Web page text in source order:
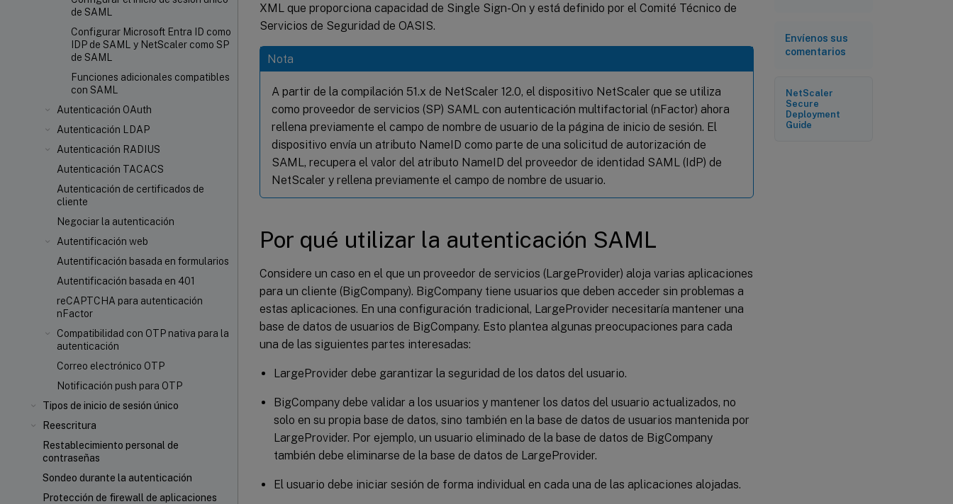
de SAML
Configurar Microsoft Entra ID como
IDP de SAML y NetScaler como SP
de SAML
Funciones adicionales compatibles
con SAML
Autenticación OAuth
Autenticación LDAP
Autenticación RADIUS
Autenticación TACACS
Autenticación de certificados de
cliente
Negociar la autenticación
Autentificación web
Autentificación basada en formularios
Autentificación basada en 401
reCAPTCHA para autenticación
nFactor
Compatibilidad con OTP nativa para la
autenticación
Correo electrónico OTP
Notificación push para OTP
Tipos de inicio de sesión único
Reescritura
Restablecimiento personal de
contraseñas
Sondeo durante la autenticación
Protección de firewall de aplicaciones
XML que proporciona capacidad de Single Sign-On y está definido por el Comité Técnico de
Servicios de Seguridad de OASIS.
Nota
A partir de la compilación 51.x de NetScaler 12.0, el dispositivo NetScaler que se utiliza
como proveedor de servicios (SP) SAML con autenticación multifactorial (nFactor) ahora
rellena previamente el campo de nombre de usuario de la página de inicio de sesión. El
dispositivo envía un atributo NameID como parte de una solicitud de autorización de
SAML, recupera el valor del atributo NameID del proveedor de identidad SAML (IdP) de
NetScaler y rellena previamente el campo de nombre de usuario.
Por qué utilizar la autenticación SAML
Considere un caso en el que un proveedor de servicios (LargeProvider) aloja varias aplicaciones
para un cliente (BigCompany). BigCompany tiene usuarios que deben acceder sin problemas a
estas aplicaciones. En una configuración tradicional, LargeProvider necesitaría mantener una
base de datos de usuarios de BigCompany. Esto plantea algunas preocupaciones para cada
una de las siguientes partes interesadas:
LargeProvider debe garantizar la seguridad de los datos del usuario.
BigCompany debe validar a los usuarios y mantener los datos del usuario actualizados, no
solo en su propia base de datos, sino también en la base de datos de usuarios mantenida por
LargeProvider. Por ejemplo, un usuario eliminado de la base de datos de BigCompany
también debe eliminarse de la base de datos de LargeProvider.
El usuario debe iniciar sesión de forma individual en cada una de las aplicaciones alojadas.
Envíenos sus
comentarios
NetScaler
Secure
Deployment
Guide